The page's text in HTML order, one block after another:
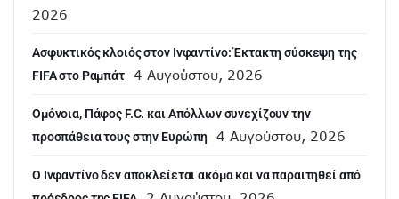
2026
Ασφυκτικός κλοιός στον Ινφαντίνο: Έκτακτη σύσκεψη της
FIFA στο Ραμπάτ
4 Αυγούστου, 2026
Ομόνοια, Πάφος F.C. και Απόλλων συνεχίζουν την
προσπάθεια τους στην Ευρώπη
4 Αυγούστου, 2026
Ο Ινφαντίνο δεν αποκλείεται ακόμα και να παραιτηθεί από